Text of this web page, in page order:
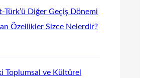
Türk’ü Diğer Geçiş Dönemi
Özellikler Sizce Nelerdir?
Toplumsal ve Kültürel